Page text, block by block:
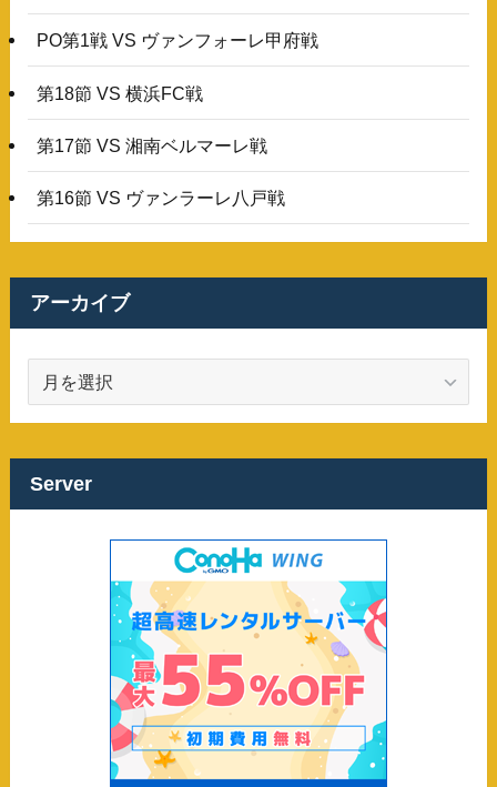
PO第1戦 VS ヴァンフォーレ甲府戦
第18節 VS 横浜FC戦
第17節 VS 湘南ベルマーレ戦
第16節 VS ヴァンラーレ八戸戦
アーカイブ
カ
イ
ブ
Server